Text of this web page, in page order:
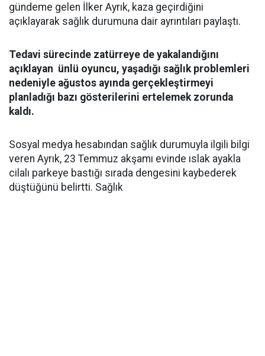
gündeme gelen İlker Ayrık, kaza geçirdiğini
açıklayarak sağlık durumuna dair ayrıntıları paylaştı.
Tedavi sürecinde zatürreye de yakalandığını
açıklayan ünlü oyuncu, yaşadığı sağlık problemleri
nedeniyle ağustos ayında gerçekleştirmeyi
planladığı bazı gösterilerini ertelemek zorunda
kaldı.
Sosyal medya hesabından sağlık durumuyla ilgili bilgi
veren Ayrık, 23 Temmuz akşamı evinde ıslak ayakla
cilalı parkeye bastığı sırada dengesini kaybederek
düştüğünü belirtti. Sağlık